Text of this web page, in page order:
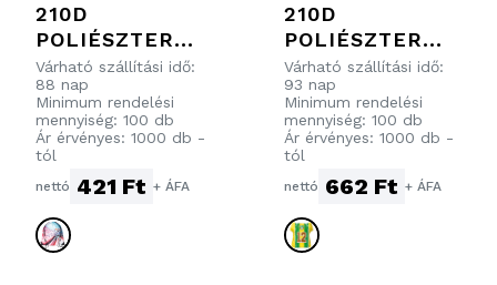
210D
POLIÉSZTER
HÚZÓZSINÓROS
TÁSKA PU
MEGERŐSÍTETT
SARKOKKAL
Várható szállítási idő:
88 nap
Minimum rendelési
mennyiség: 100 db
Ár érvényes: 1000 db -
tól
nettó 421 Ft + ÁFA
210D
POLIÉSZTER
HÚZÓZSINÓROS
TÁSKA T-SHIRT
FORMÁBAN
Várható szállítási idő:
93 nap
Minimum rendelési
mennyiség: 100 db
Ár érvényes: 1000 db -
tól
nettó 662 Ft + ÁFA